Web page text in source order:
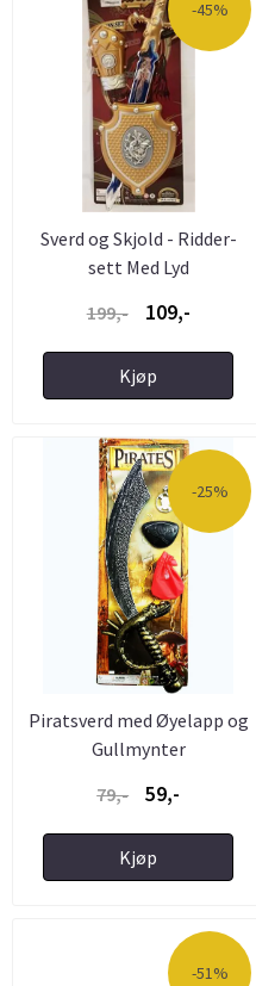
-45%
Sverd og Skjold - Ridder-
sett Med Lyd
199,-
109,-
Kjøp
-25%
Piratsverd med Øyelapp og
Gullmynter
79,-
59,-
Kjøp
-51%